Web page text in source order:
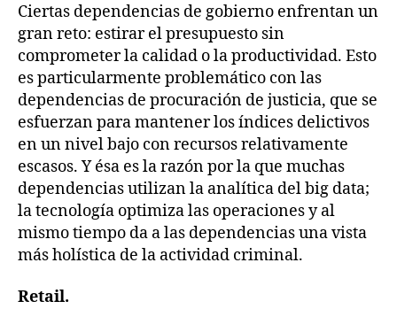
Ciertas dependencias de gobierno enfrentan un
gran reto: estirar el presupuesto sin
comprometer la calidad o la productividad. Esto
es particularmente problemático con las
dependencias de procuración de justicia, que se
esfuerzan para mantener los índices delictivos
en un nivel bajo con recursos relativamente
escasos. Y ésa es la razón por la que muchas
dependencias utilizan la analítica del big data;
la tecnología optimiza las operaciones y al
mismo tiempo da a las dependencias una vista
más holística de la actividad criminal.
Retail.